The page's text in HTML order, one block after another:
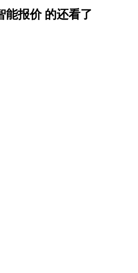
能报价 的还看了